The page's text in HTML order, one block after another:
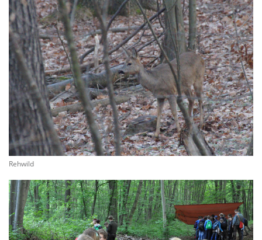
Rehwild